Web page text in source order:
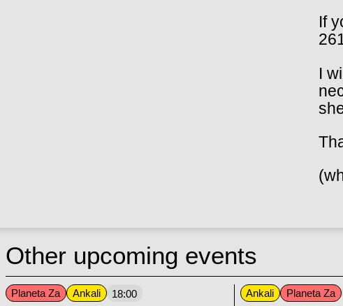
If
I
Other upcoming events
Planeta Za Ankali 18:00 Ankali Planeta Za